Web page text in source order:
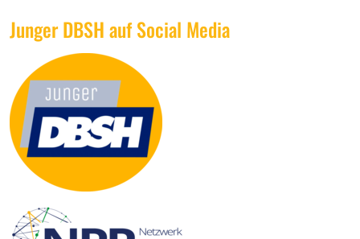
Junger DBSH auf Social Media